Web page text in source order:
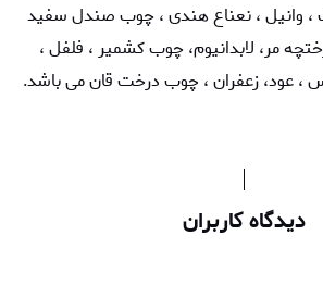
وانیل ، نعناع هندی ، چوب صندل سفید
مر، لابدانیوم، چوب کشمیر ، فلفل ،
، عود، زعفران ، چوب درخت قان می باشد.
دیدگاه کاربران